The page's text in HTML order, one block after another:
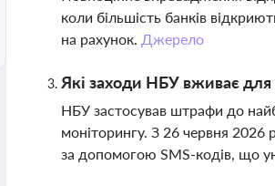
коли більшість банків
на рахунок. Джерело
Які заходи НБУ вживає
НБУ застосував штрафи до
моніторингу. З 26 червня 2026
за допомогою SMS-кодів, що